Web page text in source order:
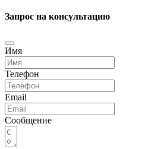
Запрос на консультацию
Имя
Телефон
Email
Сообщение